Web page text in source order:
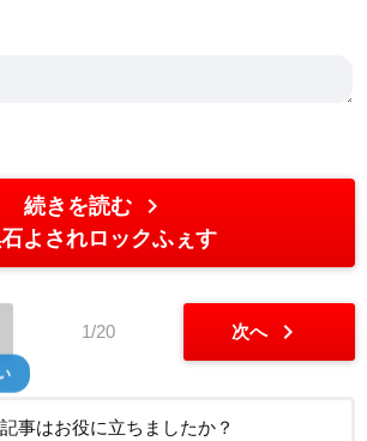
続きを読む chevron_right
よされロックふぇす
1/20 次へ chevron_right
事はお役に立ちましたか？